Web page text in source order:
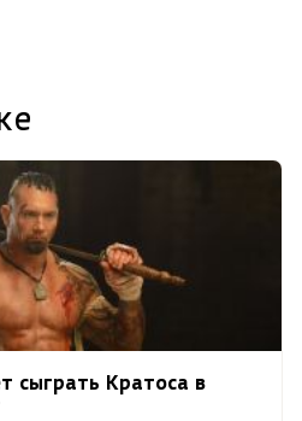
сыграть Кратоса в